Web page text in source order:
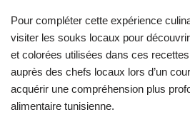
Pour compléter cette expérience
visiter les souks locaux pour
et colorées utilisées dans ces
auprès des chefs locaux lors d’un
acquérir une compréhension plus
alimentaire tunisienne.